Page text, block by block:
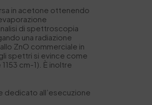
in acetone ottenendo
di spettroscopia
una radiazione
ZnO commerciale in
spettri si evince come
cm-1). È inoltre
dedicato all’esecuzione